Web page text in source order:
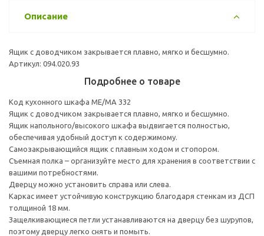
Описание
Ящик с доводчиком закрывается плавно, мягко и бесшумно.
Артикул: 094.020.93
Подробнее о товаре
Код кухонного шкафа ME/MA 332
Ящик с доводчиком закрывается плавно, мягко и бесшумно.
Ящик напольного/высокого шкафа выдвигается полностью,
обеспечивая удобный доступ к содержимому.
Cамозакрывающийся ящик с плавным ходом и стопором.
Съемная полка – организуйте место для хранения в соответствии с
вашими потребностями.
Дверцу можно установить справа или слева.
Каркас имеет устойчивую конструкцию благодаря стенкам из ДСП
толщиной 18 мм.
Защелкивающиеся петли устанавливаются на дверцу без шурупов,
поэтому дверцу легко снять и помыть.